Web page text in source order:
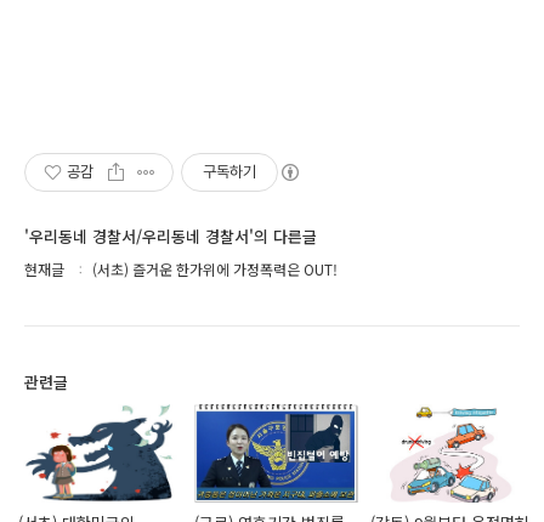
공감 구독하기
'우리동네 경찰서/우리동네 경찰서'의 다른글
현재글 (서초) 즐거운 한가위에 가정폭력은 OUT!
관련글